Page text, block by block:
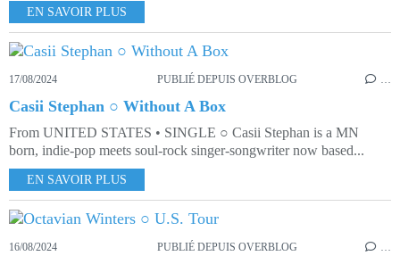
EN SAVOIR PLUS
17/08/2024 PUBLIÉ DEPUIS OVERBLOG …
Casii Stephan ○ Without A Box
From UNITED STATES • SINGLE ○ Casii Stephan is a MN
born, indie-pop meets soul-rock singer-songwriter now based...
EN SAVOIR PLUS
16/08/2024 PUBLIÉ DEPUIS OVERBLOG …